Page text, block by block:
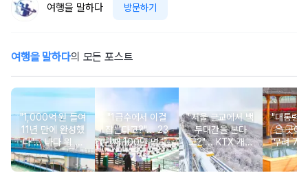
여행을 말하다 방문하기
여행을 말하다의 모든 포스트
"1,000억 원 들여
11년 만에 완성했
다"... 바다 위 달
리는 6.1km 모노
레일
"1급수에서 이걸
잡는다고?"... 23
년째 100만 명 이
상 몰리는 겨울 축
제
"서울 근교에서 백
두대간을 본다
고?"... KTX 개통
1시간대로 가는 설
경 명소
"대통령
은 곳이
무려 7
의 동양
온